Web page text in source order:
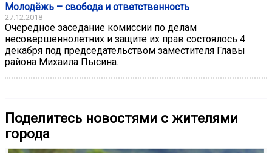
Молодёжь – свобода и ответственность
27.12.2018
Очередное заседание комиссии по делам
несовершеннолетних и защите их прав состоялось 4
декабря под председательством заместителя Главы
района Михаила Пысина.
Поделитесь новостями с жителями
города